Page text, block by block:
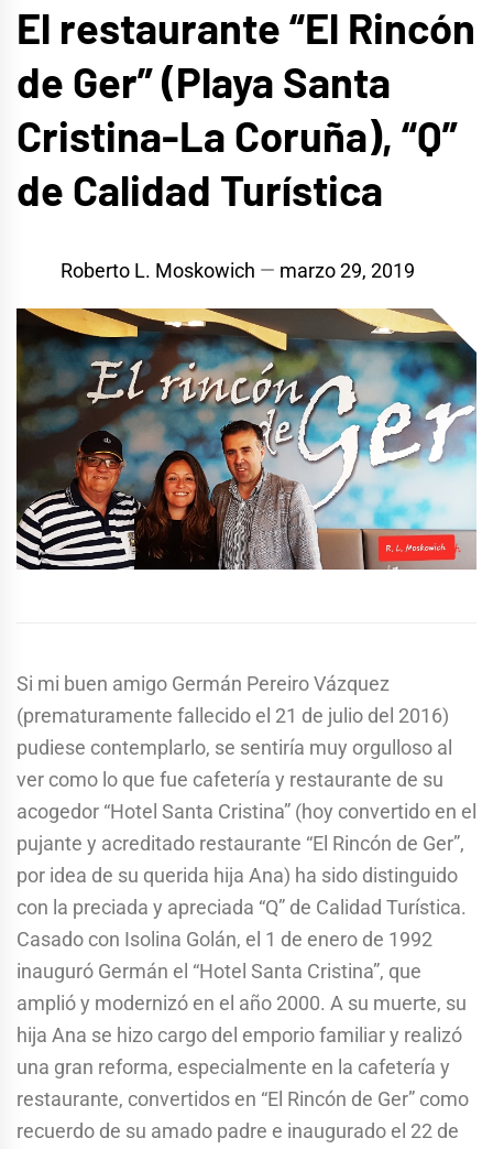
El restaurante “El Rincón
de Ger” (Playa Santa
Cristina-La Coruña), “Q”
de Calidad Turística
Roberto L. Moskowich marzo 29, 2019
Si mi buen amigo Germán Pereiro Vázquez
(prematuramente fallecido el 21 de julio del 2016)
pudiese contemplarlo, se sentiría muy orgulloso al
ver como lo que fue cafetería y restaurante de su
acogedor “Hotel Santa Cristina” (hoy convertido en el
pujante y acreditado restaurante “El Rincón de Ger”,
por idea de su querida hija Ana) ha sido distinguido
con la preciada y apreciada “Q” de Calidad Turística.
Casado con Isolina Golán, el 1 de enero de 1992
inauguró Germán el “Hotel Santa Cristina”, que
amplió y modernizó en el año 2000. A su muerte, su
hija Ana se hizo cargo del emporio familiar y realizó
una gran reforma, especialmente en la cafetería y
restaurante, convertidos en “El Rincón de Ger” como
recuerdo de su amado padre e inaugurado el 22 de